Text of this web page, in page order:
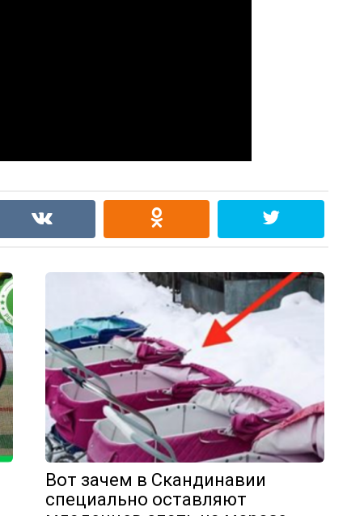
Вот зачем в Скандинавии
специально оставляют